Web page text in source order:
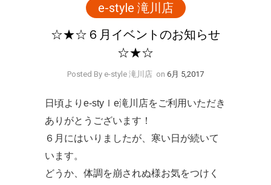
e-style 滝川店
☆★☆６月イベントのお知らせ
☆★☆
Posted By e-style 滝川店 on 6月 5,2017
日頃よりe-styｌe滝川店をご利用いただき
ありがとうございます！
６月にはいりましたが、寒い日が続いて
います。
どうか、体調を崩されぬ様お気をつけく